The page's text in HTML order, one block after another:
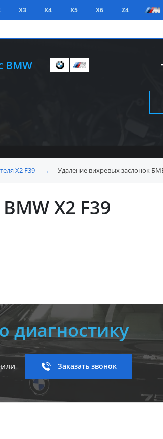
X3 X4 X5 X6 Z4
BMW
X2 F39 → Удаление вихревых заслонок
X2 F39
диагностику
или Заказать звонок